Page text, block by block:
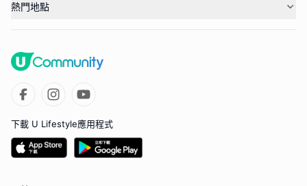
熱門地點
下載 U Lifestyle應用程式